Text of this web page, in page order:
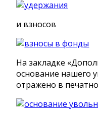
и взносов
На закладке
основание нашего
отражено в